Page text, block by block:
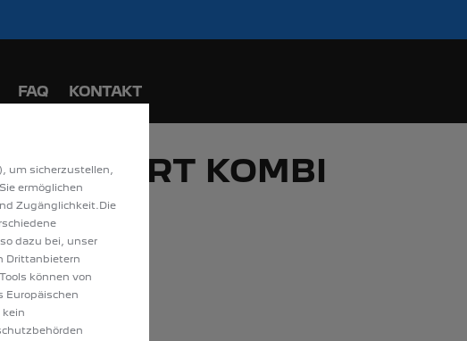
FAQ KONTAKT
/EXPERT KOMBI
um sicherzustellen,
ermöglichen
Zugänglichkeit.Die
dazu bei, unser
Drittanbietern
können von
Europäischen
kein